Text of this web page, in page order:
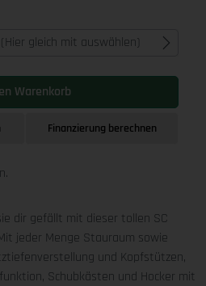
(Hier gleich mit auswählen)
Warenkorb
Finanzierung berechnen
dir gefällt mit dieser tollen SC
jeder Menge Stauraum sowie
und Kopfstützen,
Schubkästen und Hocker mit